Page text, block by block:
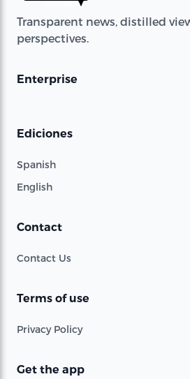
Transparent news, distilled
perspectives.
Enterprise
Ediciones
Spanish
English
Contact
Contact Us
Terms of use
Privacy Policy
Get the app